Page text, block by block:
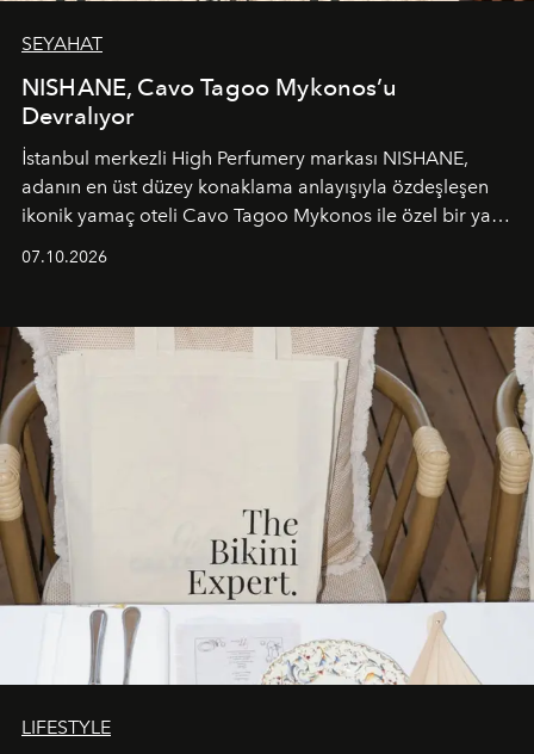
SEYAHAT
NISHANE, Cavo Tagoo Mykonos’u
Devralıyor
İstanbul merkezli High Perfumery markası NISHANE,
adanın en üst düzey konaklama anlayışıyla özdeşleşen
ikonik yamaç oteli Cavo Tagoo Mykonos ile özel bir yaz
buluşturarak markanın Cavo Tagoo’daki varlığını
sürükleyici ve mevsime özel bir deneyime dönüştürüyor.
07.10.2026
LIFESTYLE